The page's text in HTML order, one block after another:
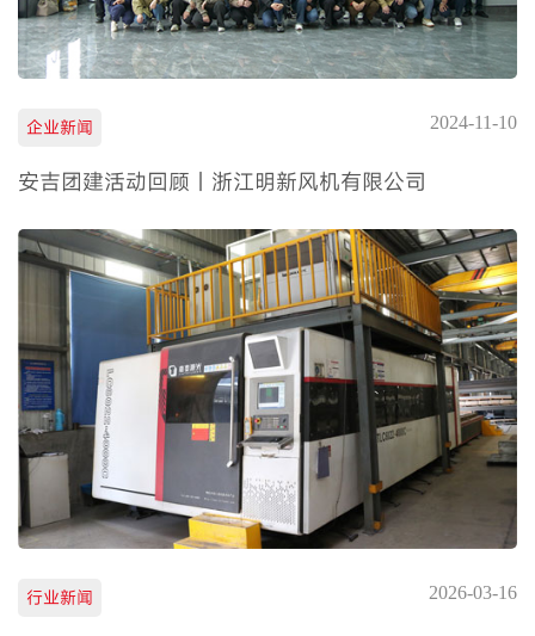
企业新闻 2024-11-10
安吉团建活动回顾｜浙江明新风机有限公司
行业新闻 2026-03-16